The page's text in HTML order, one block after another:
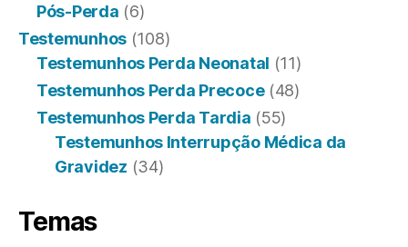
Pós-Perda (6)
Testemunhos (108)
Testemunhos Perda Neonatal (11)
Testemunhos Perda Precoce(48)
Testemunhos Perda Tardia (55)
Testemunhos Interrupção Médica da
Gravidez (34)
Temas